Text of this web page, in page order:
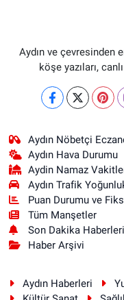
Aydın ve çevresinden
köşe yazıları,
Aydın Nöbetçi
Aydın Hava Durumu
Aydin Namaz
Aydın Trafik
Puan Durumu ve
Tüm Manşetler
Son Dakika Haberleri
Haber Arşivi
Aydın Haberleri